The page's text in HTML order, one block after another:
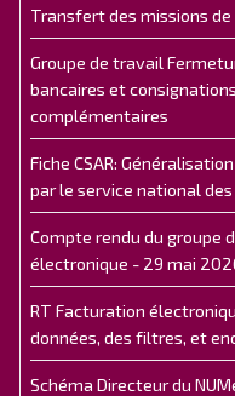
Transfert des missions de
Groupe de travail
bancaires et
complémentaires
Fiche CSAR:
par le service national des
Compte rendu du groupe
électronique - 29 mai
RT Facturation
données, des filtres, et
Schéma Directeur du